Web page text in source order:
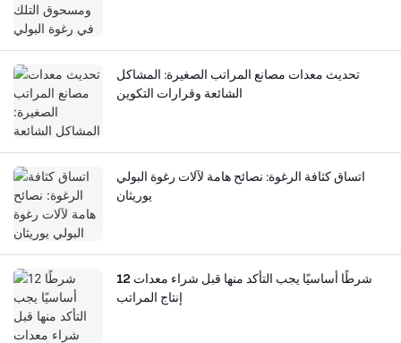
تحديث معدات مصانع المراتب الصغيرة: المشاكل
الشائعة وقرارات التكوين
اتساق كثافة الرغوة: نصائح هامة لآلات رغوة البولي
يوريثان
12 شرطًا أساسيًا يجب التأكد منها قبل شراء معدات
إنتاج المراتب